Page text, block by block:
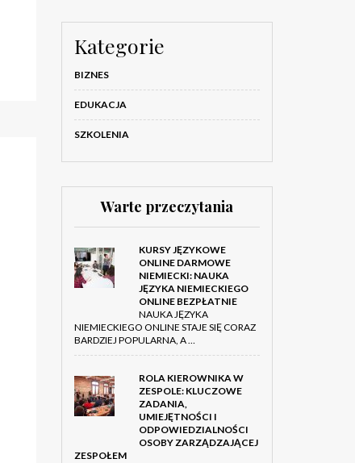
Kategorie
BIZNES
EDUKACJA
SZKOLENIA
Warte przeczytania
KURSY JĘZYKOWE
ONLINE DARMOWE
NIEMIECKI: NAUKA
JĘZYKA NIEMIECKIEGO
ONLINE BEZPŁATNIE
NAUKA JĘZYKA
NIEMIECKIEGO ONLINE STAJE SIĘ CORAZ
BARDZIEJ POPULARNA, A …
ROLA KIEROWNIKA W
ZESPOLE: KLUCZOWE
ZADANIA,
UMIEJĘTNOŚCI I
ODPOWIEDZIALNOŚCI
OSOBY ZARZĄDZAJĄCEJ
ZESPOŁEM